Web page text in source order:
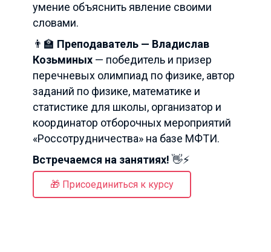
умение объяснить явление своими
словами.
👨‍🏫 Преподаватель — Владислав
Козьминых — победитель и призер
перечневых олимпиад по физике, автор
заданий по физике, математике и
статистике для школы, организатор и
координатор отборочных мероприятий
«Россотрудничества» на базе МФТИ.
Встречаемся на занятиях! 👋⚡
🎁 Присоединиться к курсу